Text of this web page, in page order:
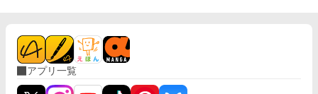
アプリ一覧